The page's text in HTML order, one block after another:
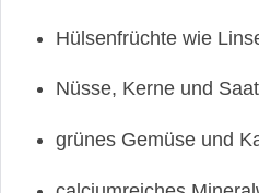
Hülsenfrüchte wie
Nüsse, Kerne und
grünes Gemüse und